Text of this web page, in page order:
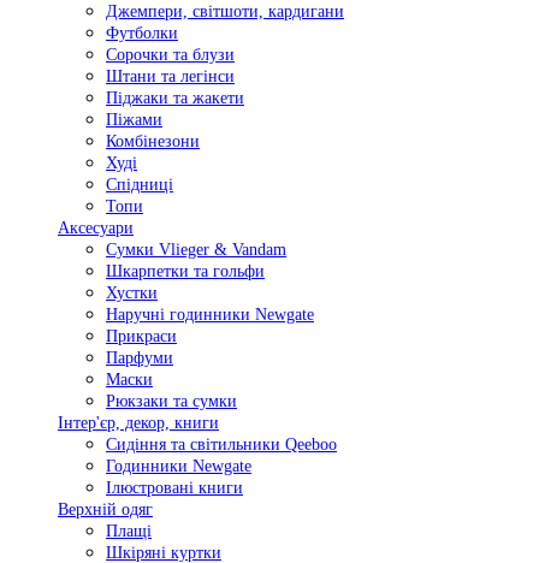
Джемпери, світшоти, кардигани
Футболки
Сорочки та блузи
Штани та легінси
Піджаки та жакети
Піжами
Комбінезони
Худі
Спідниці
Топи
Аксесуари
Сумки Vlieger & Vandam
Шкарпетки та гольфи
Хустки
Наручні годинники Newgate
Прикраси
Парфуми
Маски
Рюкзаки та сумки
Інтер'єр, декор, книги
Сидіння та світильники Qeeboo
Годинники Newgate
Ілюстровані книги
Верхній одяг
Плащі
Шкіряні куртки